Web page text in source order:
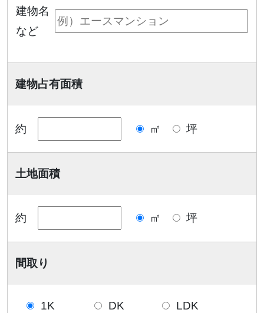
建物名
など
建物占有面積
約 ㎡ 坪
土地面積
約 ㎡ 坪
間取り
1K DK
LDK